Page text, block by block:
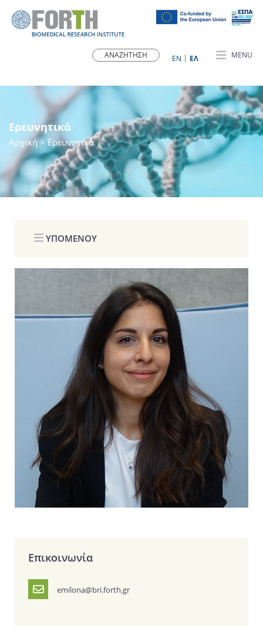
MENU
ΕN ΕΛ
Ερευνητικά
Αρχική> Ερευνητικά
ΥΠΟΜΕΝΟΥ
Επικοινωνία
emilona@bri.forth.gr